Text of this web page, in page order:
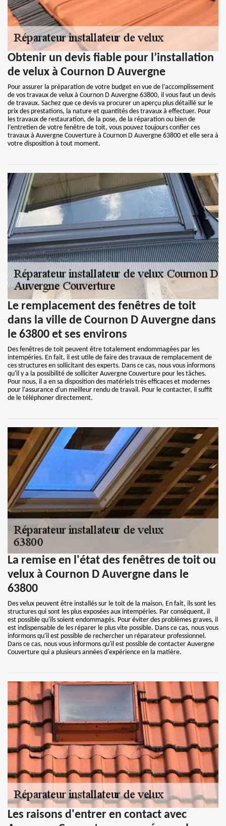
Obtenir un devis fiable pour l’installation
de velux à Cournon D Auvergne
Pour assurer la préparation de votre budget en vue de l’accomplissement
de vos travaux de velux à Cournon D Auvergne 63800, il vous faut un devis
de travaux. Sachez que ce devis va procurer un aperçu plus détaillé sur le
prix des prestations, la nature et quantités des travaux à effectuer. Pour
les travaux de restauration, de la pose, de la réparation ou bien de
l’entretien de votre fenêtre de toit, vous pouvez toujours confier ces
travaux à Auvergne Couverture à Cournon D Auvergne 63800 et elle sera à
votre disposition à tout moment.
Le remplacement des fenêtres de toit
dans la ville de Cournon D Auvergne dans
le 63800 et ses environs
Des fenêtres de toit peuvent être totalement endommagées par les
intempéries. En fait, il est utile de faire des travaux de remplacement de
ces structures en sollicitant des experts. Dans ce cas, nous vous informons
qu'il y a la possibilité de solliciter Auvergne Couverture pour les tâches.
Pour nous, il a en sa disposition des matériels très efficaces et modernes
pour l'assurance d'un meilleur rendu de travail. Pour le contacter, il suffit
de le téléphoner directement.
La remise en l'état des fenêtres de toit ou
velux à Cournon D Auvergne dans le
63800
Des velux peuvent être installés sur le toit de la maison. En fait, ils sont les
structures qui sont les plus exposées aux intempéries. Par conséquent, il
est possible qu'ils soient endommagés. Pour éviter des problèmes graves, il
est indispensable de les réparer le plus vite possible. Dans ce cas, nous vous
informons qu'il est possible de rechercher un réparateur professionnel.
Dans ce cas, nous vous informons qu'il est possible de contacter Auvergne
Couverture qui a plusieurs années d'expérience en la matière.
Les raisons d'entrer en contact avec